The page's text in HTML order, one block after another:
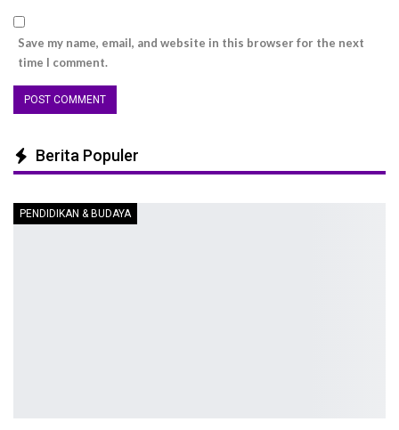
Save my name, email, and website in this browser for the next
time I comment.
Berita Populer
PENDIDIKAN & BUDAYA